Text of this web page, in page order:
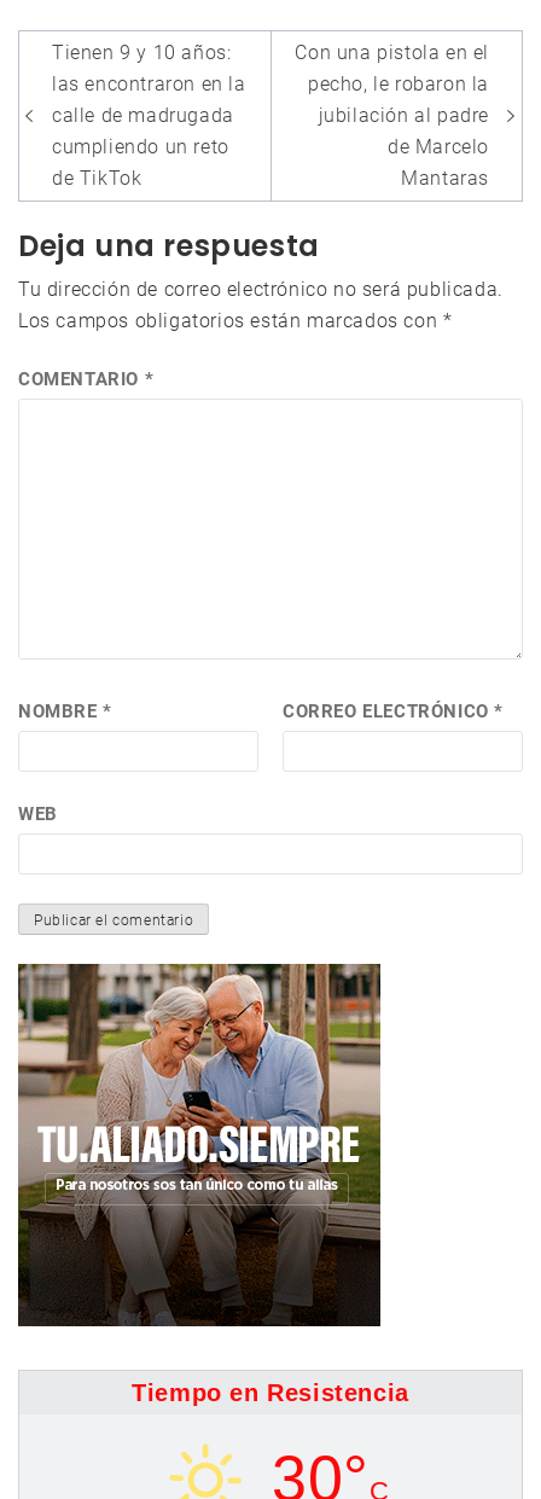
Navegación
de
entradas
Tienen 9 y 10 años:
las encontraron en la
calle de madrugada
cumpliendo un reto
de TikTok
Con una pistola en el
pecho, le robaron la
jubilación al padre
de Marcelo
Mantaras
Deja una respuesta
Tu dirección de correo electrónico no será publicada.
Los campos obligatorios están marcados con *
COMENTARIO *
NOMBRE* CORREO ELECTRÓNICO*
WEB
Tiempo en Resistencia
30° C